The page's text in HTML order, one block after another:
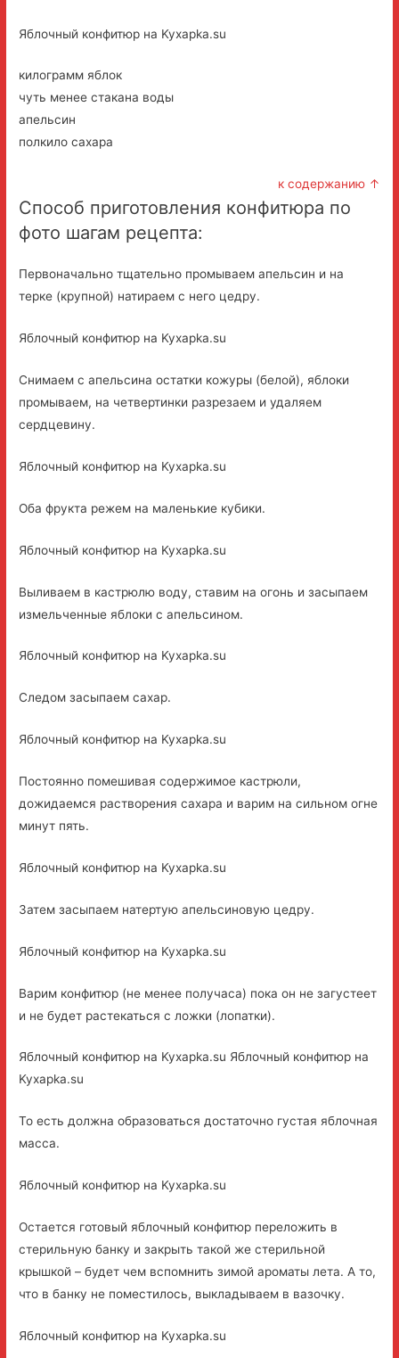
Яблочный конфитюр на Kyxapka.su
килограмм яблок
чуть менее стакана воды
апельсин
полкило сахара
к содержанию ↑
Способ приготовления конфитюра по
фото шагам рецепта:
Первоначально тщательно промываем апельсин и на
терке (крупной) натираем с него цедру.
Яблочный конфитюр на Kyxapka.su
Снимаем с апельсина остатки кожуры (белой), яблоки
промываем, на четвертинки разрезаем и удаляем
сердцевину.
Яблочный конфитюр на Kyxapka.su
Оба фрукта режем на маленькие кубики.
Яблочный конфитюр на Kyxapka.su
Выливаем в кастрюлю воду, ставим на огонь и засыпаем
измельченные яблоки с апельсином.
Яблочный конфитюр на Kyxapka.su
Следом засыпаем сахар.
Яблочный конфитюр на Kyxapka.su
Постоянно помешивая содержимое кастрюли,
дожидаемся растворения сахара и варим на сильном огне
минут пять.
Яблочный конфитюр на Kyxapka.su
Затем засыпаем натертую апельсиновую цедру.
Яблочный конфитюр на Kyxapka.su
Варим конфитюр (не менее получаса) пока он не загустеет
и не будет растекаться с ложки (лопатки).
Яблочный конфитюр на Kyxapka.su Яблочный конфитюр на
Kyxapka.su
То есть должна образоваться достаточно густая яблочная
масса.
Яблочный конфитюр на Kyxapka.su
Остается готовый яблочный конфитюр переложить в
стерильную банку и закрыть такой же стерильной
крышкой – будет чем вспомнить зимой ароматы лета. А то,
что в банку не поместилось, выкладываем в вазочку.
Яблочный конфитюр на Kyxapka.su